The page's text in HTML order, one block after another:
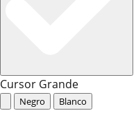
Cursor Grande
Negro Blanco